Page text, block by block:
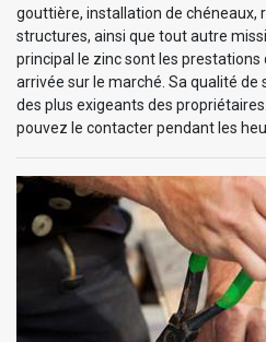
gouttière, installation de chéneaux,
structures, ainsi que tout autre
principal le zinc sont les prestations
arrivée sur le marché. Sa qualité
des plus exigeants des
pouvez le contacter pendant les